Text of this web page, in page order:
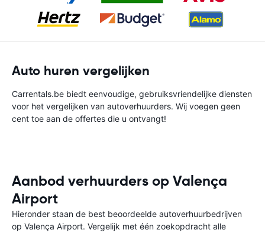
Auto huren vergelijken
Carrentals.be biedt eenvoudige, gebruiksvriendelijke diensten
voor het vergelijken van autoverhuurders. Wij voegen geen
cent toe aan de offertes die u ontvangt!
Aanbod verhuurders op Valença
Airport
Hieronder staan de best beoordeelde autoverhuurbedrijven
op Valença Airport. Vergelijk met één zoekopdracht alle